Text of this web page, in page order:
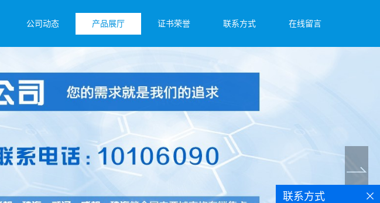
公司动态 产品展厅 证书荣誉 联系方式 在线留言
联系方式